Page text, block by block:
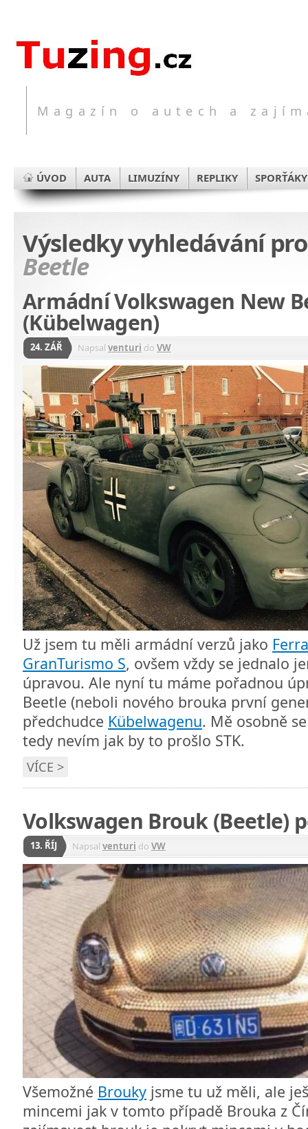
Magazín o autech a
ÚVOD AUTA LIMUZÍNY REPLIKY SPORŤÁKY
Výsledky vyhledávání
Beetle
Armádní Volkswagen New
(Kübelwagen)
24. ZÁŘ Napsal venturi do VW
Už jsem tu měli armádní verzů jako
GranTurismo S, ovšem vždy se jednalo
úpravou. Ale nyní tu máme pořadnou
Beetle (neboli nového brouka první
předchudce Kübelwagenu. Mě osobně
tedy nevím jak by to prošlo STK.
VÍCE >
Volkswagen Brouk (Beetle)
13. ŘÍJ Napsal venturi do VW
Všemožné Brouky jsme tu už měli, ale
mincemi jak v tomto případě Brouka z